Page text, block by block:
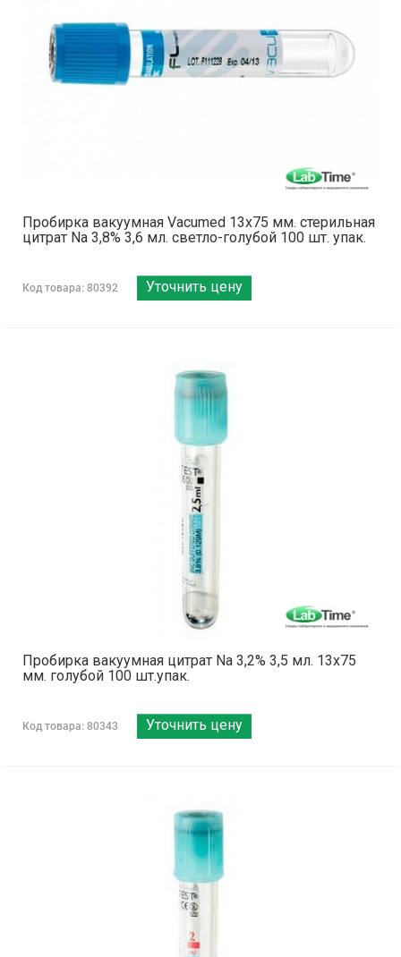
Пробирка вакуумная Vacumed 13х75 мм. стерильная
цитрат Na 3,8% 3,6 мл. светло-голубой 100 шт. упак.
Код товара: 80392 Уточнить цену
Пробирка вакуумная цитрат Na 3,2% 3,5 мл. 13х75
мм. голубой 100 шт.упак.
Код товара: 80343 Уточнить цену